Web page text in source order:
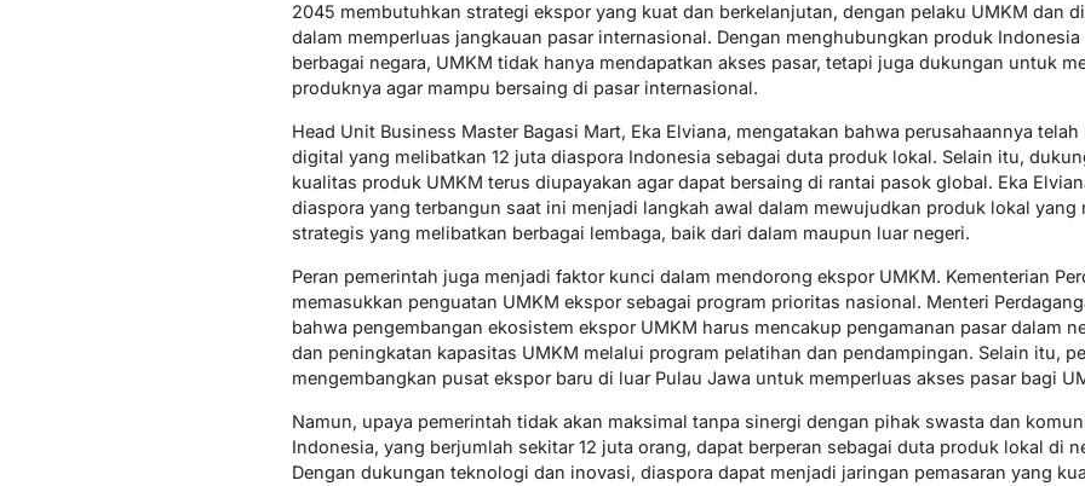
2045 membutuhkan strategi ekspor yang kuat dan berkelanjutan, dengan pelaku UMKM dan
dalam memperluas jangkauan pasar internasional. Dengan menghubungkan produk
berbagai negara, UMKM tidak hanya mendapatkan akses pasar, tetapi juga dukungan untuk
produknya agar mampu bersaing di pasar internasional.
Head Unit Business Master Bagasi Mart, Eka Elviana, mengatakan bahwa perusahaannya
digital yang melibatkan 12 juta diaspora Indonesia sebagai duta produk lokal. Selain itu,
kualitas produk UMKM terus diupayakan agar dapat bersaing di rantai pasok global. Eka
diaspora yang terbangun saat ini menjadi langkah awal dalam mewujudkan produk lokal yang
strategis yang melibatkan berbagai lembaga, baik dari dalam maupun luar negeri.
Peran pemerintah juga menjadi faktor kunci dalam mendorong ekspor UMKM. Kementerian
memasukkan penguatan UMKM ekspor sebagai program prioritas nasional. Menteri
bahwa pengembangan ekosistem ekspor UMKM harus mencakup pengamanan pasar dalam
dan peningkatan kapasitas UMKM melalui program pelatihan dan pendampingan. Selain itu,
mengembangkan pusat ekspor baru di luar Pulau Jawa untuk memperluas akses pasar bagi
Namun, upaya pemerintah tidak akan maksimal tanpa sinergi dengan pihak swasta dan
Indonesia, yang berjumlah sekitar 12 juta orang, dapat berperan sebagai duta produk lokal di
Dengan dukungan teknologi dan inovasi, diaspora dapat menjadi jaringan pemasaran yang